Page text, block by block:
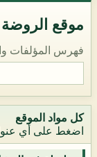
موقع الروضة
فهرس المؤلفات
كل مواد الموقع
اضغط على أي